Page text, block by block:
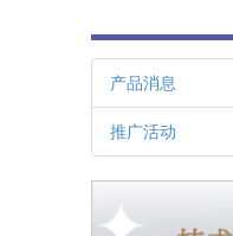
产品消息
推广活动